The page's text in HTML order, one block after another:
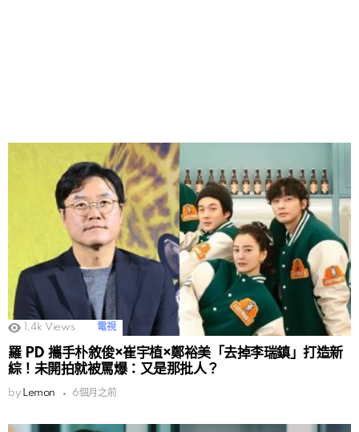
1.4k Views 電視
羅 PD 攜手朴敘俊×崔宇植×鄭裕美「去掉李瑞鎮」打造新
綜！未開拍就被罵爆：又是那批人？
by Lemon 6個月之前